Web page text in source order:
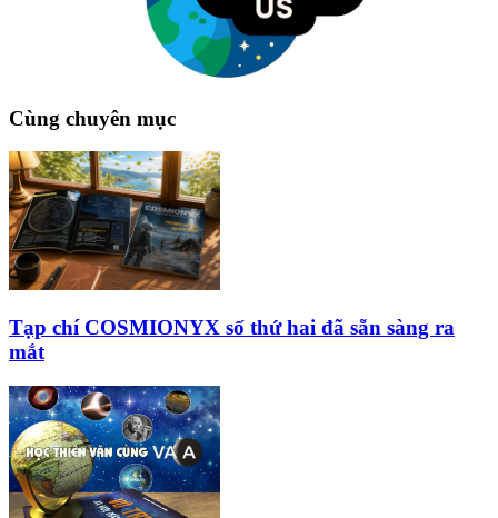
Cùng chuyên mục
Tạp chí COSMIONYX số thứ hai đã sẵn sàng ra
mắt